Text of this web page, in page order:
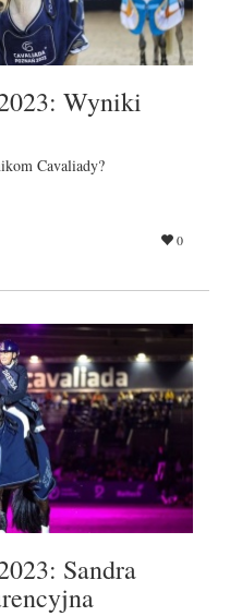
Wyniki
Cavaliady?
0
Sandra